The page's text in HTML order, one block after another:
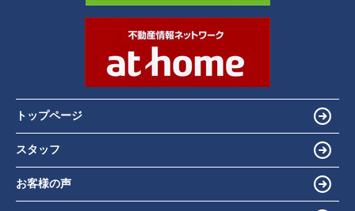
トップページ
スタッフ
お客様の声